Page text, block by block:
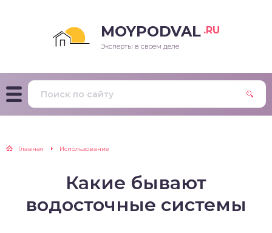
MOYPODVAL .RU
Эксперты в своем деле
Главная Использование
Какие бывают
водосточные системы